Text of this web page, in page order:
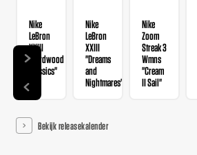
Nike
LeBron
XXIII
"Hardwood
Classics"
Nike
LeBron
XXIII
"Dreams
and
Nightmares"
Nike
Zoom
Streak 3
Wmns
"Cream
II Sail"
Bekijk releasekalender